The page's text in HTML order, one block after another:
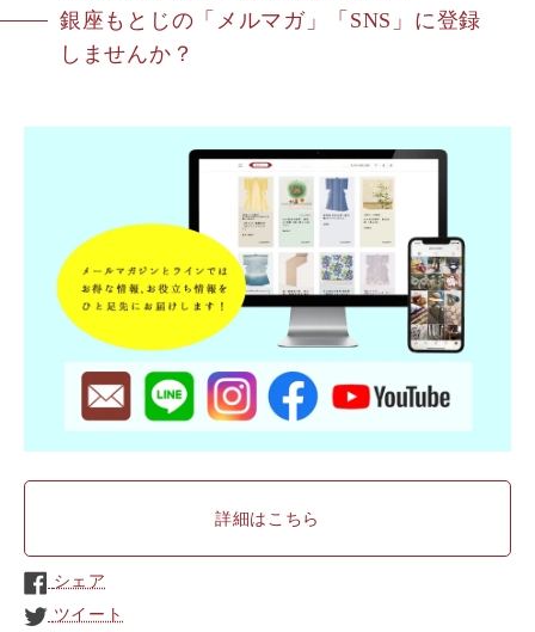
銀座もとじの「メルマガ」「SNS」に登録
しませんか？
詳細はこちら
シェア
ツイート